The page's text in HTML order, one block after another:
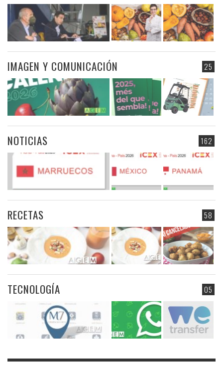
25
IMAGEN Y COMUNICACIÓN
162
NOTICIAS
58
RECETAS
05
TECNOLOGÍA